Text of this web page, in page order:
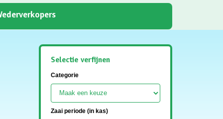
Selectie verfijnen
Categorie
Zaai periode (in kas)